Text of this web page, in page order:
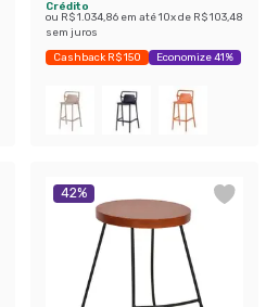
Crédito
ou R$ 1.034,86 em até10x de R$ 103,48
sem juros
Cashback R$ 150 Economize 41%
42%